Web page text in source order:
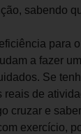
sabendo
para
a fazer
Se
reais de
cruzar e
exercício,